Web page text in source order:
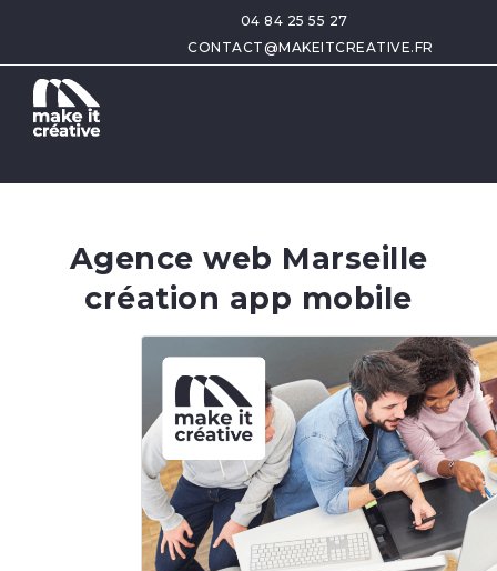
04 84 25 55 27
CONTACT@MAKEITCREATIVE.FR
Agence web Marseille
création app mobile